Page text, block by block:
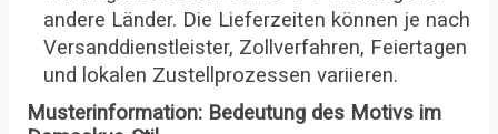
andere Länder. Die Lieferzeiten können je nach
Versanddienstleister, Zollverfahren, Feiertagen
und lokalen Zustellprozessen variieren.
Musterinformation: Bedeutung des Motivs im